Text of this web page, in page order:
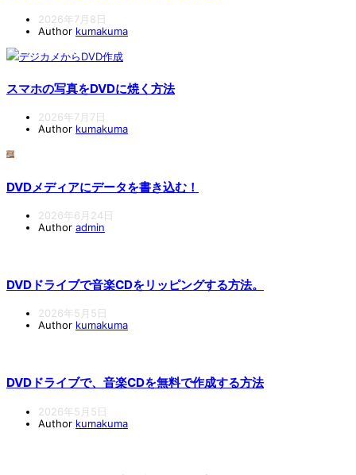
2026年7月8日
Author kumakuma
スマホの写真をDVDに焼く方法
2026年7月7日
Author kumakuma
DVDメディアにデータを書き込む！
2026年6月24日
Author admin
DVDドライブで音楽CDをリッピングする方法。
2026年5月5日
Author kumakuma
DVDドライブで、音楽CDを無料で作成する方法
2026年5月5日
Author kumakuma